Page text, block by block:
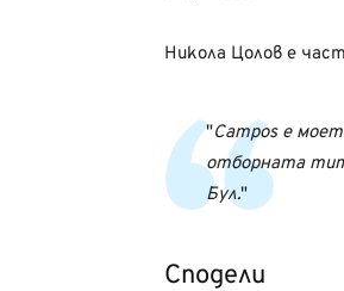
Никола Цолов е
Campos е
отборната
Бул.
Сподели